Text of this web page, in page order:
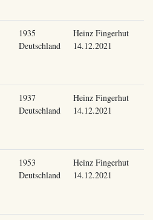
1935
Deutschland
Heinz Fingerhut
14.12.2021
1937
Deutschland
Heinz Fingerhut
14.12.2021
1953
Deutschland
Heinz Fingerhut
14.12.2021